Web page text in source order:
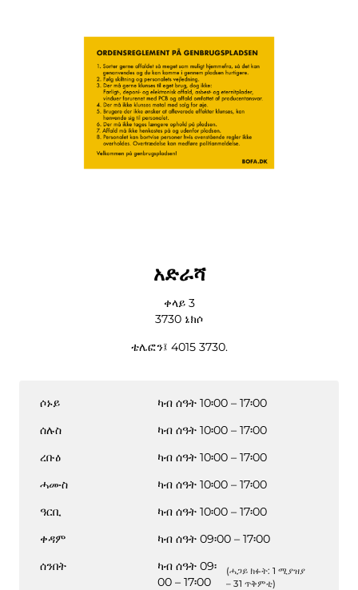
መምርሒታት ምድላው
አድራሻ
ቀላይ 3
3730 ኔክሶ
ቴሌፎን፤ 4015 3730.
ሶኑይ
ካብ ሰዓት 10፡00 – 17፡00
ሰሉስ
ካብ ሰዓት 10፡00 – 17፡00
ረቡዕ
ካብ ሰዓት 10፡00 – 17፡00
ሓሙስ
ካብ ሰዓት 10፡00 – 17፡00
ዓርቢ
ካብ ሰዓት 10፡00 – 17፡00
ቀዳም
ካብ ሰዓት 09፡00 – 17፡00
ሰንበት
ካብ ሰዓት 09፡
00 – 17፡00
(ሓጋይ ክፉት: 1 ሚያዝያ
– 31 ጥቅምቲ)